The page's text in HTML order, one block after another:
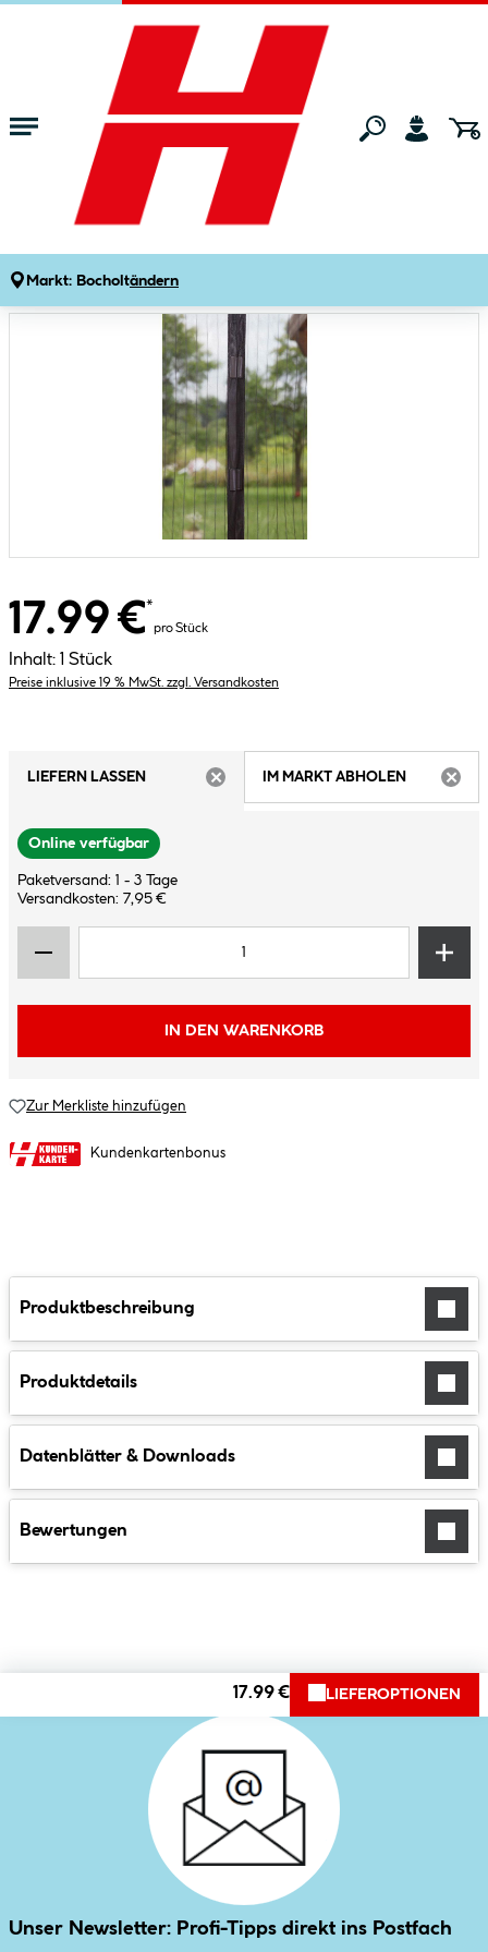
Zum Hauptinhalt springen
Markt: Bocholtändern
Wohnen Insektenschutz Insektenschutztüren
Dekorationsvorhang Moskito Klick
Bildergalerie überspringen
17.99 €*
pro Stück
Inhalt: 1 Stück
Preise inklusive 19 % MwSt. zzgl. Versandkosten
LIEFERN LASSEN
IM MARKT ABHOLEN
Online verfügbar
Paketversand: 1 - 3 Tage
Versandkosten: 7,95 €
IN DEN WARENKORB
Zur Merkliste hinzufügen
Kundenkartenbonus
Produktbeschreibung
Produktdetails
Datenblätter & Downloads
Bewertungen
17.99 € LIEFEROPTIONEN
Unser Newsletter: Profi-Tipps direkt ins Postfach